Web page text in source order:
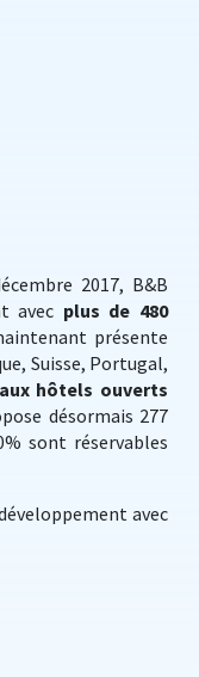
2017, B&B
avec plus de 480
présente
Suisse, Portugal,
hôtels ouverts
désormais 277
sont réservables
avec